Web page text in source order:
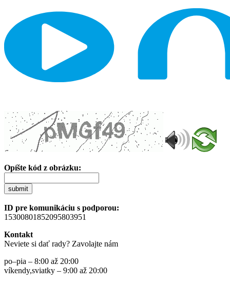
Opíšte kód z obrázku:
submit
ID pre komunikáciu s podporou:
15300801852095803951
Kontakt
Neviete si dať rady? Zavolajte nám
po–pia – 8:00 až 20:00
víkendy,sviatky – 9:00 až 20:00